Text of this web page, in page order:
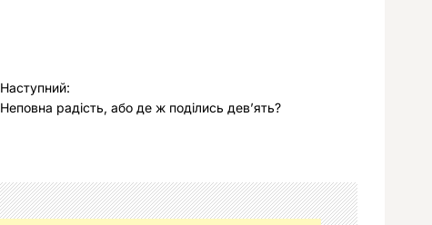
Наступний:
Неповна радість, або де ж поділись девʼять?